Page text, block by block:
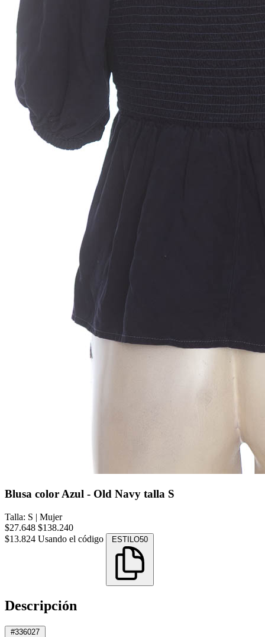
Blusa color Azul - Old Navy talla S
Talla: S | Mujer
$27.648 $138.240
$13.824 Usando el código ESTILO50
Descripción
#336027